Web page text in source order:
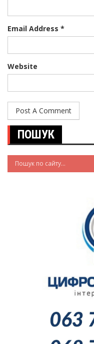
Email Address *
Website
ПОШУК